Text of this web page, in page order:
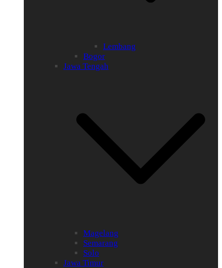
Lembang
Bogor
Jawa Tengah
Magelang
Semarang
Solo
Jawa Timur